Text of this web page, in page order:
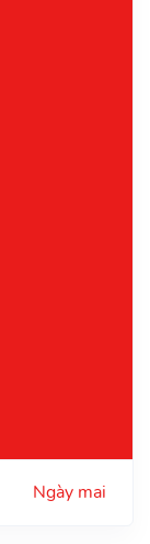
Ngày mai